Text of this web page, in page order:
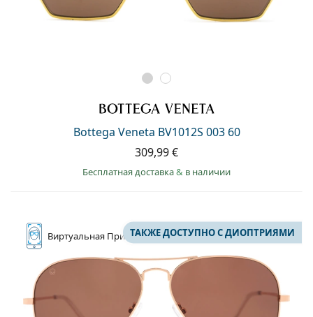
Bottega Veneta BV1012S 003 60
309,99 €
Бесплатная доставка& в наличии
Виртуальная ПримеркаТАКЖЕ ДОСТУПНО С ДИОПТРИЯМИ